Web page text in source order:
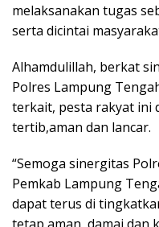
melaksanakan tugas
serta dicintai
Alhamdulillah, berkat
Polres Lampung
terkait, pesta rakyat ini
tertib,aman dan lancar.
“Semoga sinergitas
Pemkab Lampung
dapat terus di